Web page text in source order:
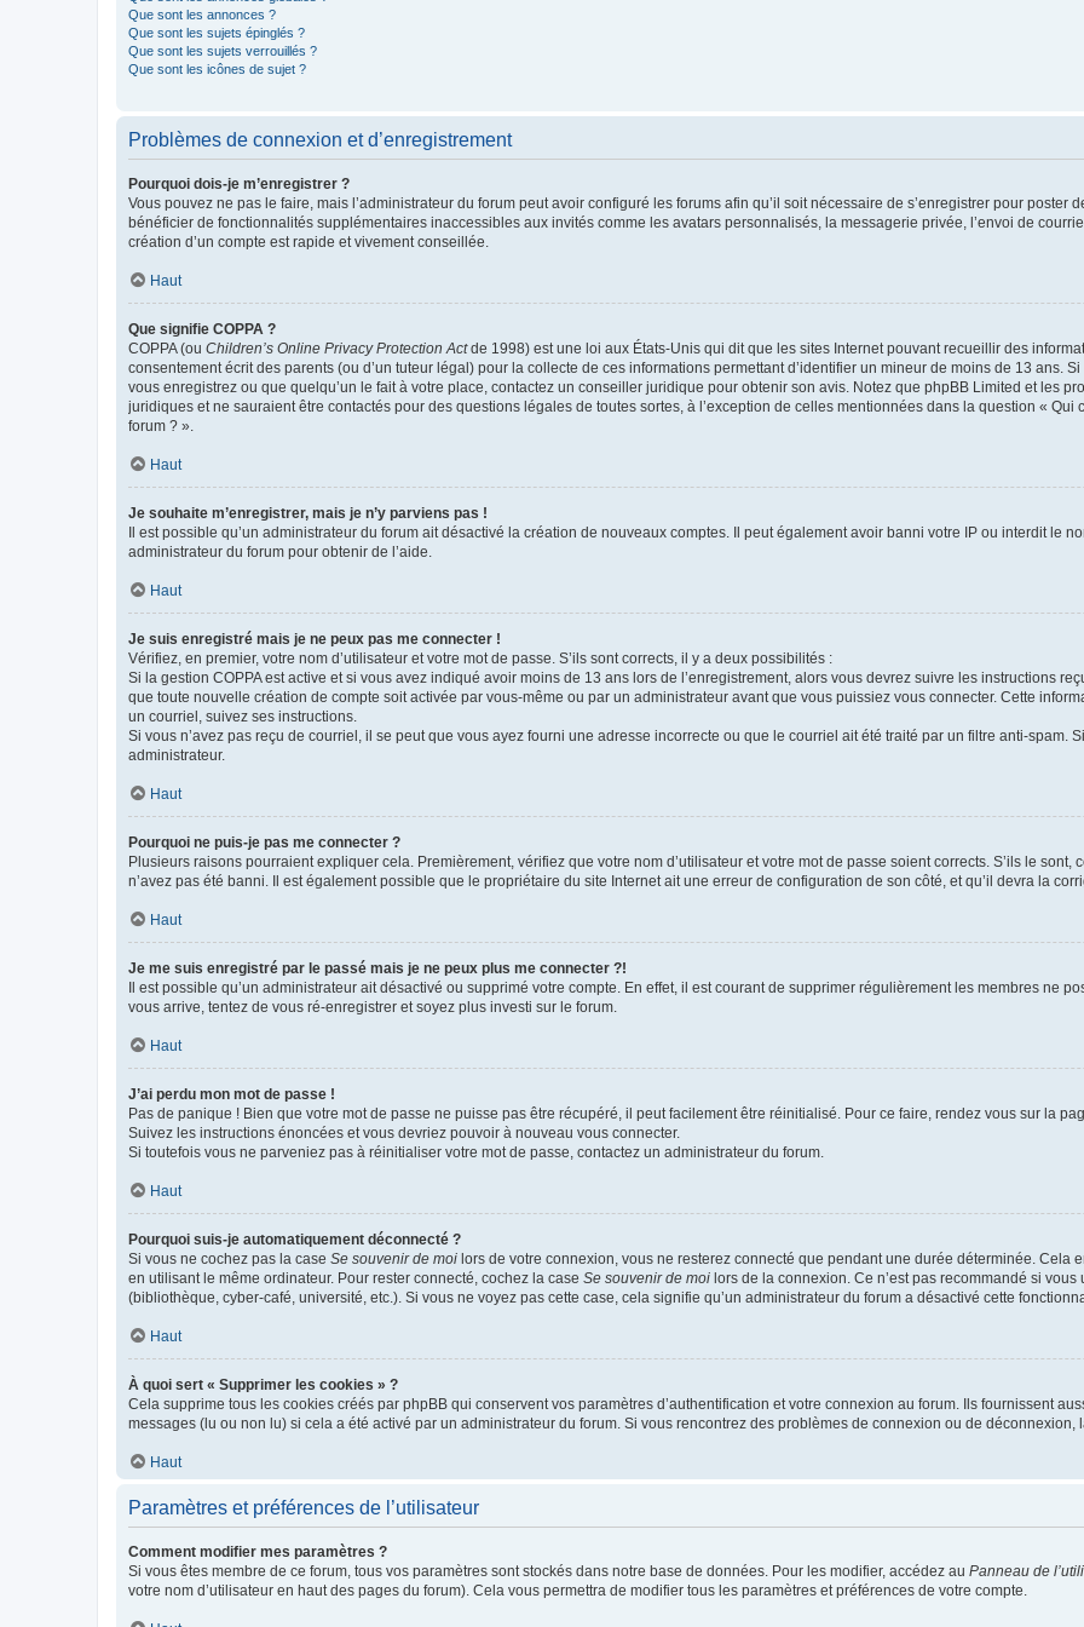
Que sont les annonces ?
Que sont les sujets épinglés ?
Que sont les sujets verrouillés ?
Que sont les icônes de sujet ?
Problèmes de connexion et d’enregistrement
Pourquoi dois-je m’enregistrer ?
Vous pouvez ne pas le faire, mais l’administrateur du forum peut avoir configuré les forums afin qu’il soit nécessaire de s’enregistrer pour poster
bénéficier de fonctionnalités supplémentaires inaccessibles aux invités comme les avatars personnalisés, la messagerie privée, l’envoi de
création d’un compte est rapide et vivement conseillée.
Haut
Que signifie COPPA ?
COPPA (ou Children’s Online Privacy Protection Actde 1998) est une loi aux États-Unis qui dit que les sites Internet pouvant recueillir des
consentement écrit des parents (ou d’un tuteur légal) pour la collecte de ces informations permettant d’identifier un mineur de moins de 13 ans.
vous enregistrez ou que quelqu’un le fait à votre place, contactez un conseiller juridique pour obtenir son avis. Notez que phpBB Limited et les
juridiques et ne sauraient être contactés pour des questions légales de toutes sortes, à l’exception de celles mentionnées dans la question «
forum ? ».
Haut
Je souhaite m’enregistrer, mais je n’y parviens pas !
Il est possible qu’un administrateur du forum ait désactivé la création de nouveaux comptes. Il peut également avoir banni votre IP ou interdit le
administrateur du forum pour obtenir de l’aide.
Haut
Je suis enregistré mais je ne peux pas me connecter !
Vérifiez, en premier, votre nom d’utilisateur et votre mot de passe. S’ils sont corrects, il y a deux possibilités :
Si la gestion COPPA est active et si vous avez indiqué avoir moins de 13 ans lors de l’enregistrement, alors vous devrez suivre les instructions
que toute nouvelle création de compte soit activée par vous-même ou par un administrateur avant que vous puissiez vous connecter. Cette
un courriel, suivez ses instructions.
Si vous n’avez pas reçu de courriel, il se peut que vous ayez fourni une adresse incorrecte ou que le courriel ait été traité par un filtre anti-spam.
administrateur.
Haut
Pourquoi ne puis-je pas me connecter ?
Plusieurs raisons pourraient expliquer cela. Premièrement, vérifiez que votre nom d’utilisateur et votre mot de passe soient corrects. S’ils le
n’avez pas été banni. Il est également possible que le propriétaire du site Internet ait une erreur de configuration de son côté, et qu’il devra la
Haut
Je me suis enregistré par le passé mais je ne peux plus me connecter ?!
Il est possible qu’un administrateur ait désactivé ou supprimé votre compte. En effet, il est courant de supprimer régulièrement les membres ne
vous arrive, tentez de vous ré-enregistrer et soyez plus investi sur le forum.
Haut
J’ai perdu mon mot de passe !
Pas de panique ! Bien que votre mot de passe ne puisse pas être récupéré, il peut facilement être réinitialisé. Pour ce faire, rendez vous sur la
Suivez les instructions énoncées et vous devriez pouvoir à nouveau vous connecter.
Si toutefois vous ne parveniez pas à réinitialiser votre mot de passe, contactez un administrateur du forum.
Haut
Pourquoi suis-je automatiquement déconnecté ?
Si vous ne cochez pas la case Se souvenir de moi lors de votre connexion, vous ne resterez connecté que pendant une durée déterminée. Cela
en utilisant le même ordinateur. Pour rester connecté, cochez la case Se souvenir de moi lors de la connexion. Ce n’est pas recommandé si
(bibliothèque, cyber-café, université, etc.). Si vous ne voyez pas cette case, cela signifie qu’un administrateur du forum a désactivé cette
Haut
À quoi sert « Supprimer les cookies » ?
Cela supprime tous les cookies créés par phpBB qui conservent vos paramètres d’authentification et votre connexion au forum. Ils fournissent
messages (lu ou non lu) si cela a été activé par un administrateur du forum. Si vous rencontrez des problèmes de connexion ou de
Haut
Paramètres et préférences de l’utilisateur
Comment modifier mes paramètres ?
Si vous êtes membre de ce forum, tous vos paramètres sont stockés dans notre base de données. Pour les modifier, accédez au Panneau de
votre nom d’utilisateur en haut des pages du forum). Cela vous permettra de modifier tous les paramètres et préférences de votre compte.